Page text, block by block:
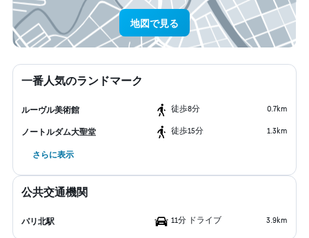
地図で見る
一番人気のランドマーク
ルーヴル美術館 ​徒歩8分 0.7km
ノートルダム大聖堂 ​徒歩15分 1.3km
さらに表示
公共交通機関
パリ北駅 11分 ドライブ 3.9km